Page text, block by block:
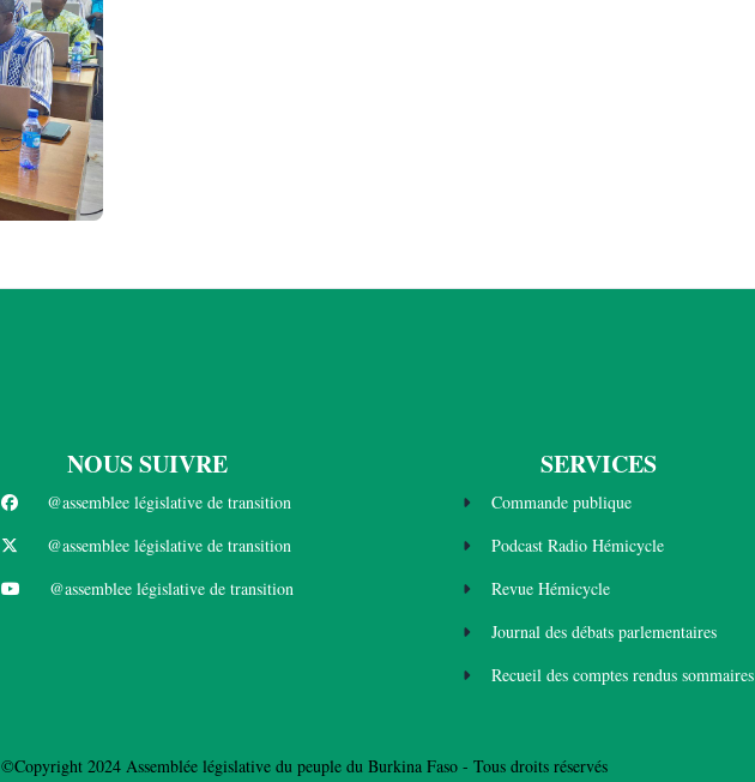
NOUS SUIVRE
@assemblee législative de transition
@assemblee législative de transition
@assemblee législative de transition
SERVICES
Commande publique
Podcast Radio Hémicycle
Revue Hémicycle
Journal des débats parlementaires
Recueil des comptes rendus sommaires
©Copyright 2024 Assemblée législative du peuple du Burkina Faso - Tous droits réservés